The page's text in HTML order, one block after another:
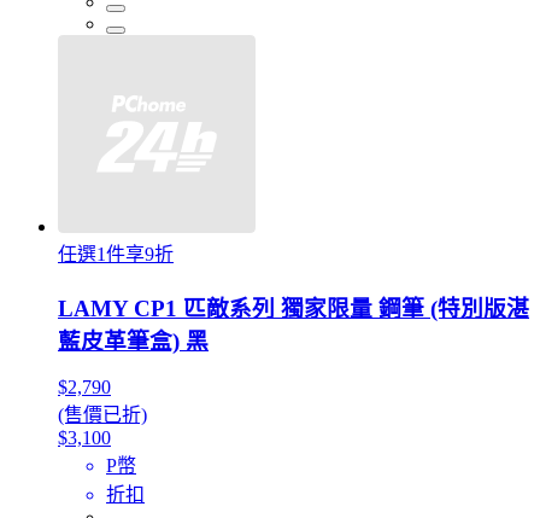
任選1件享9折
LAMY CP1 匹敵系列 獨家限量 鋼筆 (特別版湛
藍皮革筆盒) 黑
$2,790
(售價已折)
$3,100
P幣
折扣